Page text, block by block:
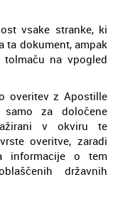
vsake stranke, ki
ta dokument, ampak
na vpogled
overitev z Apostille
za določene
v okviru te
overitve, zaradi
informacije o tem
državnih